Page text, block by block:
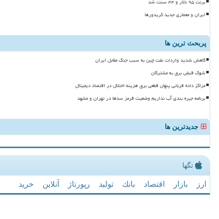
ایران و معماری جدید کریدورها
پربحث ترین ها
کاهش شدید واردات نفت چین به سبب جنگ مقابل ایران
شوک قبض برق به مشترکان
مراکز داده قربانی پنهان قطعی برق هزینه اختلال در اقتصاد دیجیتال
برنامه جیره بندی آب نداریم وضعیت قرمز سدها در تهران و مشهد
جدیدترین ها
تگها
ارز بازار اقتصاد بانك تولید رپورتاژ آنلاین خرید